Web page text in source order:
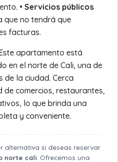
• Servicios públicos
que no tendrá que
facturas.
apartamento está
en el norte de Cali, una de
de la ciudad. Cerca
comercios, restaurantes,
lo que brinda una
y conveniente.
alternativa si deseas reservar
norte cali . Ofrecemos una